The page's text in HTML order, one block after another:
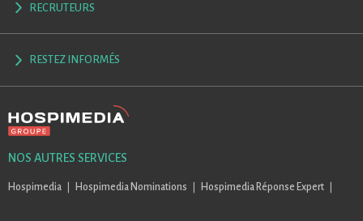
RECRUTEURS
RESTEZ INFORMÉS
NOS AUTRES SERVICES
Hospimedia Hospimedia Nominations Hospimedia Réponse Expert